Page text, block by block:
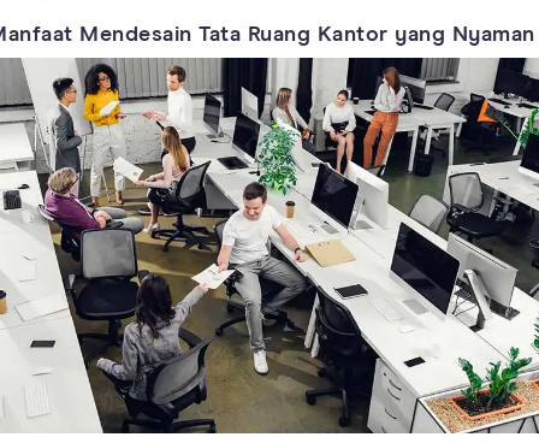
Mendesain Tata Ruang Kantor yang Nyaman